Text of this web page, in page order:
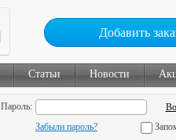
Добавить
Статьи Новости
Пароль:
Забыли пароль?